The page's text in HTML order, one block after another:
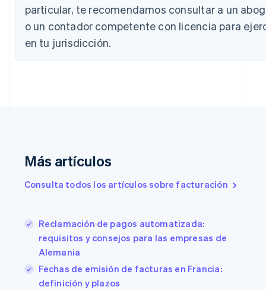
particular, te recomendamos consultar a un
o un contador competente con licencia para
en tu jurisdicción.
Más artículos
Consulta todos los artículos sobre facturación
Reclamación de pagos automatizada:
requisitos y consejos para las empresas de
Alemania
Fechas de emisión de facturas en Francia:
definición y plazos
EnglishFrançais
China continental
简体中文 English
Chipre
English
English
English Italiano
Estados Unidos
English Español 简体中文
Estonia
English
Finlandia
EnglishSvenska